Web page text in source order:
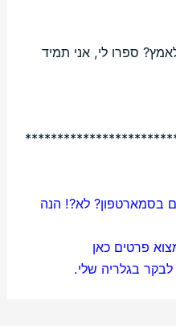
ספרו לי, אני תמיד
בסמארטפון? לא?! הנה
פרטיםכאן
לבקר בגלריה שלי.